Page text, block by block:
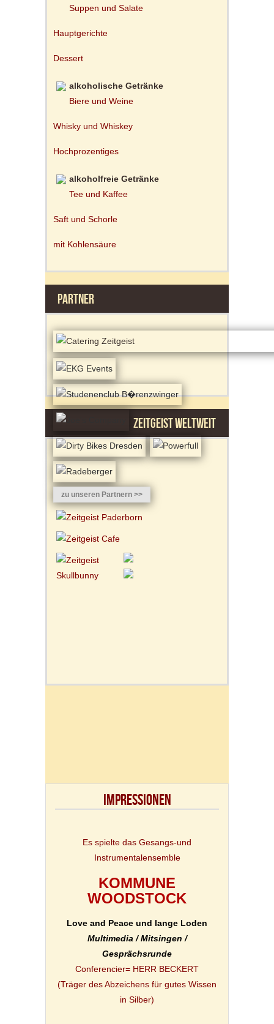
Suppen und Salate
Hauptgerichte
Dessert
alkoholische Getränke
Biere und Weine
Whisky und Whiskey
Hochprozentiges
alkoholfreie Getränke
Tee und Kaffee
Saft und Schorle
mit Kohlensäure
PARTNER
zu unseren Partnern >>
ZEITGEIST WELTWEIT
IMPRESSIONEN
Es spielte das Gesangs-und
Instrumentalensemble
KOMMUNE
WOODSTOCK
Love and Peace und lange Loden
Multimedia / Mitsingen /
Gesprächsrunde
Conferencier= HERR BECKERT
(Träger des Abzeichens für gutes Wissen
in Silber)